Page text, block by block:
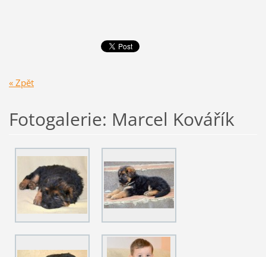
« Zpět
Fotogalerie: Marcel Kovářík